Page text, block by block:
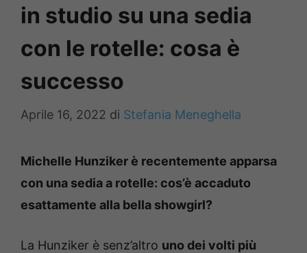
in studio su una sedia
con le rotelle: cosa è
successo
Aprile 16, 2022 di Stefania Meneghella
Michelle Hunziker è recentemente apparsa
con una sedia a rotelle: cos’è accaduto
esattamente alla bella showgirl?
La Hunziker è senz’altro uno dei volti più